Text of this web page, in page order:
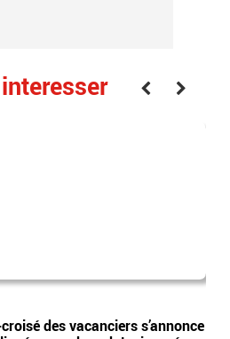
des vacanciers s’annonce